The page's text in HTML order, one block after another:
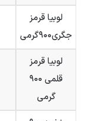
لوبیا قرمز
جگری۹۰۰گرمی
لوبیا قرمز
قلمی ۹۰۰
گرمی